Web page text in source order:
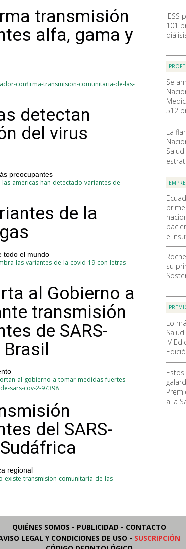
IESS
101
Se
512
La
e
su
Lo
IV
a la
transmisión
alfa, gama y
confirma-transmision-comunitaria-de-las-
detectan
del virus
preocupantes
americas-han-detectado-variantes-de-
de la
todo el mundo
las-variantes-de-la-covid-19-con-letras-
al Gobierno a
transmisión
de SARS-
al-gobierno-a-tomar-medidas-fuertes-
sars-cov-2-97398
del SARS-
regional
existe-transmision-comunitaria-de-las-
QUIÉNES SOMOS - PUBLICIDAD - CONTACTO
LEGAL Y CONDICIONES DE USO - SUSCRIPCIÓN